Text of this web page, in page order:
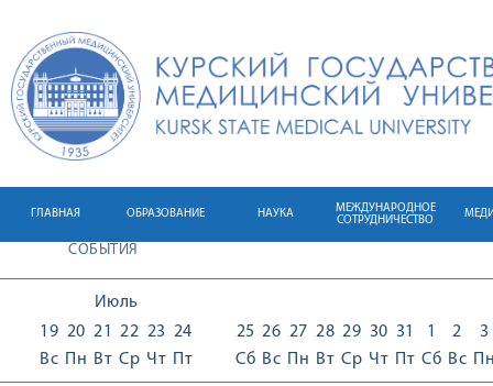
ГЛАВНАЯ ОБРАЗОВАНИЕ НАУКА
МЕЖДУНАРОДНОЕ
СОТРУДНИЧЕСТВО
СОБЫТИЯ
Июль
19
Вс
20
Пн
21
Вт
22
Ср
23
Чт
24
Пт
25
Сб
26
Вс
27
Пн
28
Вт
29
Ср
30
Чт
31
Пт
1
Сб
2
Вс
3